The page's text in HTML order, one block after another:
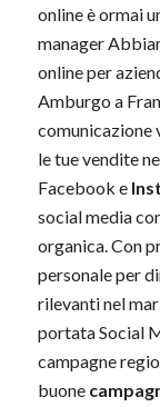
online è ormai
manager
online per
Amburgo a
comunicazione
le tue vendite
Facebook e
social media
organica. Con
personale per
rilevanti nel
portata Social
campagne
buone